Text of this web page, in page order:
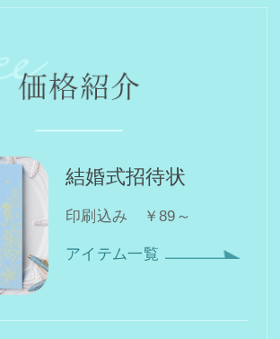
結婚式招待状
印刷込み ￥89～
アイテム一覧